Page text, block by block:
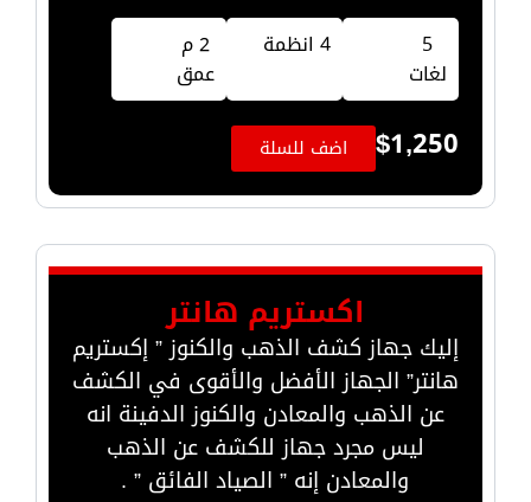
5
لغات
4 انظمة
2 م
عمق
$1,250 اضف للسلة
اكستريم هانتر
إليك جهاز كشف الذهب والكنوز ” إكستريم
هانتر” الجهاز الأفضل والأقوى في الكشف
عن الذهب والمعادن والكنوز الدفينة انه
ليس مجرد جهاز للكشف عن الذهب
والمعادن إنه ” الصياد الفائق ” .